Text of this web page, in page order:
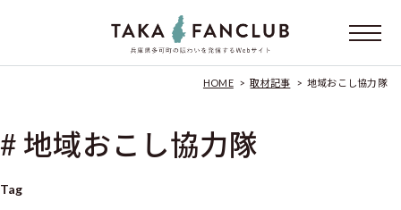
HOME > 取材記事 > 地域おこし協力隊
# 地域おこし協力隊
Tag